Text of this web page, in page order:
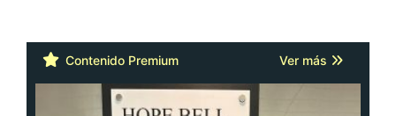
Contenido Premium Ver más